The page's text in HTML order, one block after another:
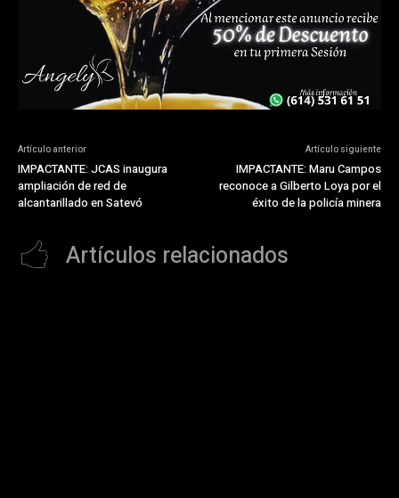
Artículo anterior
IMPACTANTE: JCAS inaugura
ampliación de red de
alcantarillado en Satevó
Artículo siguiente
IMPACTANTE: Maru Campos
reconoce a Gilberto Loya por el
éxito de la policía minera
Artículos relacionados